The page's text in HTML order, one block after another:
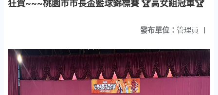
狂賀~~~桃園市市長盃籃球錦標賽 🏆高女組冠軍🏆
發布單位： 管理員 |